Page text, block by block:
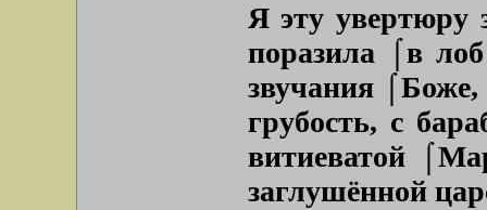
Я эту увертюру
поразила ⌠в
звучания
грубость, с
витиеватой
заглушённой